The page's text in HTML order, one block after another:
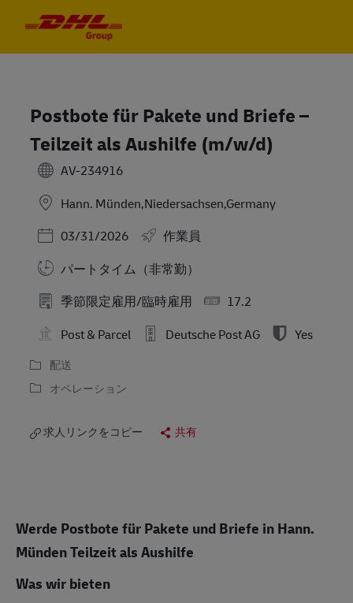
Postbote für Pakete und Briefe –
Teilzeit als Aushilfe (m/w/d)
AV-234916
Hann. Münden,Niedersachsen,Germany
Posted Date
03/31/2026
作業員
パートタイム（非常勤）
季節限定雇用/臨時雇用
17.2
Post & Parcel
Deutsche Post AG Yes
配送
オペレーション
求人リンクをコピー 共有
Werde Postbote für Pakete und Briefe in Hann.
MündenTeilzeit als Aushilfe
Was wir bieten